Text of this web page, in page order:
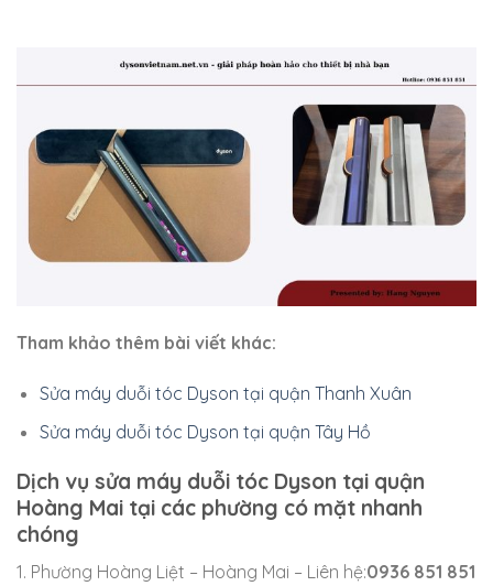
Tham khảo thêm bài viết khác:
Sửa máy duỗi tóc Dyson tại quận Thanh Xuân
Sửa máy duỗi tóc Dyson tại quận Tây Hồ
Dịch vụ sửa máy duỗi tóc Dyson tại quận
Hoàng Mai tại các phường có mặt nhanh
chóng
1. Phường Hoàng Liệt – Hoàng Mai – Liên hệ:0936 851 851